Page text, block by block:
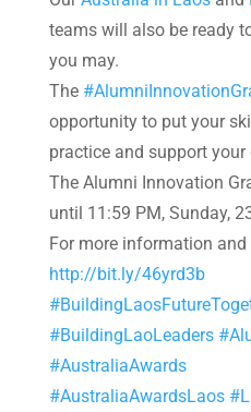
teams will also be ready
you may.
The
opportunity to put your
practice and support
The Alumni Innovation
until 11:59 PM, Sunday,
For more information
http://bit.ly/46yrd3b
#BuildingLaoLeaders
#AustraliaAwards
#AustraliaAwardsLaos